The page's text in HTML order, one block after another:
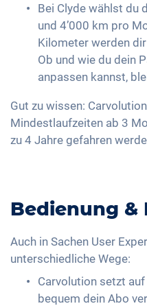
Bei Clyde wählst du
und 4’000 km pro
Kilometer werden
Ob und wie du dein
anpassen kannst,
Gut zu wissen:
Mindestlaufzeiten ab 3
zu 4 Jahre gefahren
Bedienung
Auch in Sachen User
unterschiedliche Wege:
Carvolution setzt
bequem dein Abo